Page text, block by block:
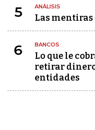
5 ANÁLISIS
Las mentiras
6 BANCOS
Lo que le
retirar
entidades